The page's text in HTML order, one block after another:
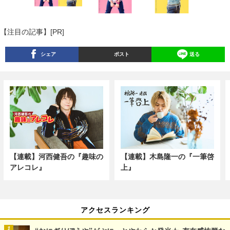
【注目の記事】[PR]
シェア ポスト 送る
【連載】河西健吾の『趣味の
アレコレ』
【連載】木島隆一の『一筆啓
上』
アクセスランキング